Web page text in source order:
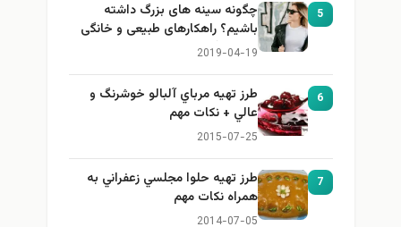
5
چگونه سینه های بزرگ داشته
باشیم؟ راهکارهای طبیعی و خانگی
برای بزرگ کردن سینه
2019-04-19
6
طرز تهيه مرباي آلبالو خوشرنگ و
عالي + نكات مهم
2015-07-25
7
طرز تهيه حلوا مجلسي زعفراني به
همراه نكات مهم
2014-07-05